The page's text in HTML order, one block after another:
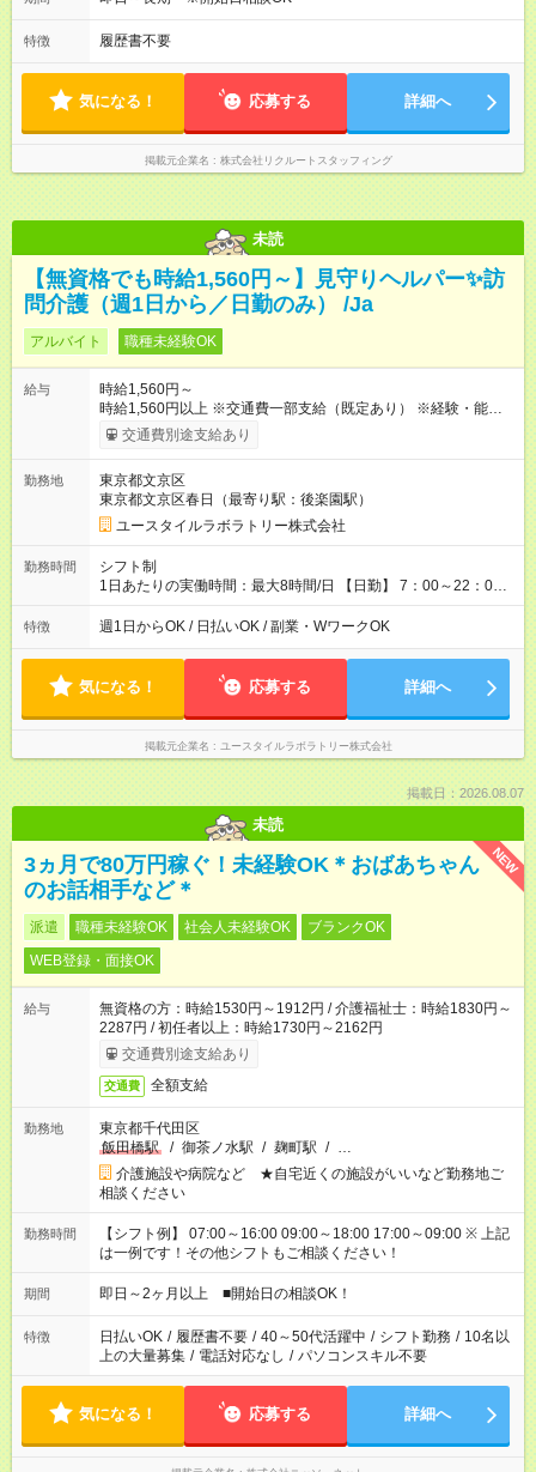
特徴 履歴書不要
気になる！ 応募する 詳細へ
掲載元企業名 株式会社リクルートスタッフィング
未読
【無資格でも時給1,560円～】見守りヘルパー✨訪
問介護（週1日から／日勤のみ） /Ja
アルバイト 職種未経験OK
給与
時給1,560円～
時給1,560円以上 ※交通費一部支給（既定あり） ※経験・能力を
考慮して決定します 【収入例】 週1回勤務の場合：1,560円×8時
間×4回=4万9,920円 週3回勤務の場合：1,560円×8時間×12回
9,600円 【試用期間】試用期間あり 試用期間の長さ：2ヶ月
※ 雇用形態と給与に、本採用時と異なる部分があります。 雇用
形態：本採用時と同じです。 給与：時給 1,230円以上
交通費別途支給あり
勤務地
東京都文京区
東京都文京区春日（最寄り駅：後楽園駅）
ユースタイルラボラトリー株式会社
勤務時間
シフト制
1日あたりの実働時間：最大8時間/日 【日勤】 7：00～22：00
の間で8時間勤務（休憩時間は法定通り） ※週1日～OK ／ 夜勤
なし ＊＊ 勤務時間例 ＊＊ ■8時から17時 ■9時から18時 ■10
定（毎週同じ曜日勤務）
特徴 週1日からOK / 日払いOK / 副業・WワークOK
気になる！ 応募する 詳細へ
掲載元企業名 ユースタイルラボラトリー株式会社
掲載日：2026.08.07
未読
NEW
3ヵ月で80万円稼ぐ！未経験OK＊おばあちゃん
のお話相手など＊
派遣 職種未経験OK 社会人未経験OK
ブランクOK
WEB登録・面接OK
給与
無資格の方：時給1530円～1912円 / 介護福祉士：時給1830円～
2287円 / 初任者以上：時給1730円～2162円
交通費別途支給あり
交通費 全額支給
勤務地
東京都千代田区
飯田橋駅
/ 御茶ノ水駅 / 麹町駅 / …
介護施設や病院など ★自宅近くの施設がいいなど勤務地ご
相談ください
勤務時間
【シフト例】 07:00～16:00 09:00～18:00 17:00～09:00 ※ 上記
は一例です！その他シフトもご相談ください！
期間 即日～2ヶ月以上 ■開始日の相談OK！
特徴 日払いOK / 履歴書不要 / 40～50代活躍中 / シフト勤務 / 10名以
上の大量募集 / 電話対応なし / パソコンスキル不要
気になる！ 応募する 詳細へ